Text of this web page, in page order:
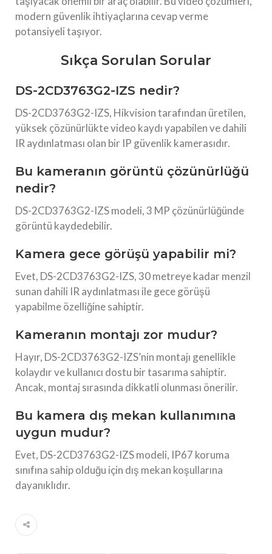
modern güvenlik ihtiyaçlarına cevap verme
potansiyeli taşıyor.
Sıkça Sorulan Sorular
DS-2CD3763G2-IZS nedir?
DS-2CD3763G2-IZS, Hikvision tarafından üretilen,
yüksek çözünürlükte video kaydı yapabilen ve dahili
IR aydınlatması olan bir IP güvenlik kamerasıdır.
Bu kameranın görüntü çözünürlüğü
nedir?
DS-2CD3763G2-IZS modeli, 3 MP çözünürlüğünde
görüntü kaydedebilir.
Kamera gece görüşü yapabilir mi?
Evet, DS-2CD3763G2-IZS, 30 metreye kadar menzil
sunan dahili IR aydınlatması ile gece görüşü
yapabilme özelliğine sahiptir.
Kameranın montajı zor mudur?
Hayır, DS-2CD3763G2-IZS’nin montajı genellikle
kolaydır ve kullanıcı dostu bir tasarıma sahiptir.
Ancak, montaj sırasında dikkatli olunması önerilir.
Bu kamera dış mekan kullanımına
uygun mudur?
Evet, DS-2CD3763G2-IZS modeli, IP67 koruma
sınıfına sahip olduğu için dış mekan koşullarına
dayanıklıdır.